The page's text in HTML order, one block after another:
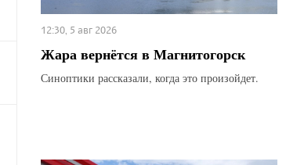
12:30, 5 авг 2026
Жара вернётся в Магнитогорск
Синоптики рассказали, когда это произойдет.